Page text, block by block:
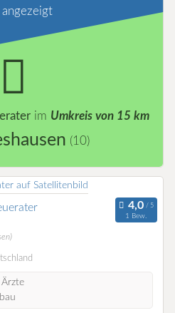
im Umkreis von 15 km
(10)
1 Bew.
Ärzte